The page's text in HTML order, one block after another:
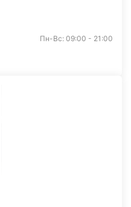
Пн-Вс: 09:00 - 21:00